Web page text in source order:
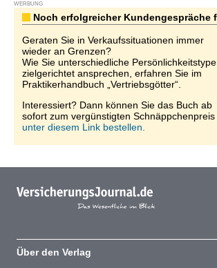
WERBUNG
Noch erfolgreicher Kundengespräche
Geraten Sie in Verkaufssituationen immer
wieder an Grenzen?
Wie Sie unterschiedliche
zielgerichtet ansprechen, erfahren Sie im
Praktikerhandbuch „Vertriebsgötter“.
Interessiert? Dann können Sie das Buch ab
sofort zum vergünstigten Schnäppchenpreis
unter diesem Link bestellen.
Über den Verlag